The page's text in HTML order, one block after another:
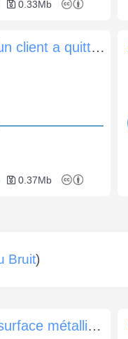
0.33Mb
Annonce informant qu'un client a quitté le magasin
0.37Mb
Bruit)
La machette frappe la surface métallique